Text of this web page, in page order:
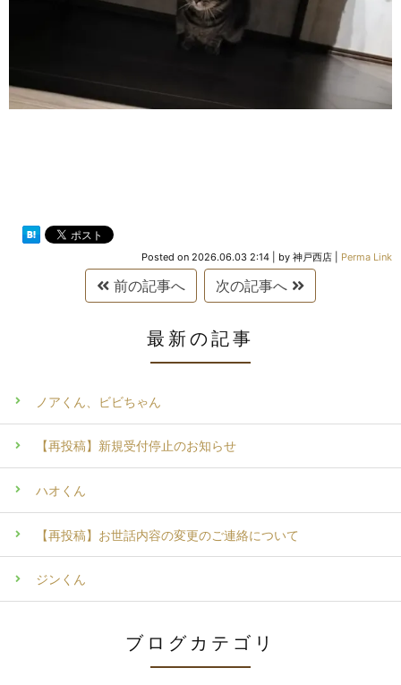
Posted on 2026.06.03 2:14 by 神戸西店 Perma Link
前の記事へ 次の記事へ
最新の記事
ノアくん、ビビちゃん
【再投稿】新規受付停止のお知らせ
ハオくん
【再投稿】お世話内容の変更のご連絡について
ジンくん
ブログカテゴリ